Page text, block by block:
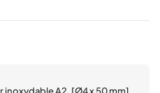
inoxydable A2, [Ø4 x 50 mm]